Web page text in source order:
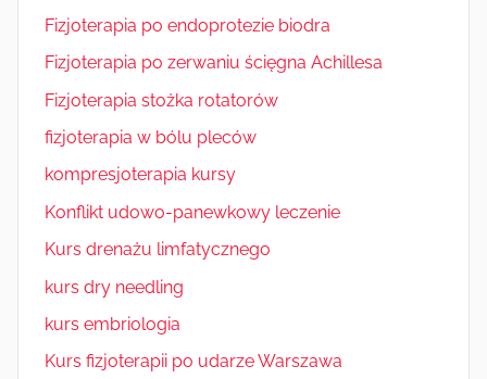
Fizjoterapia po endoprotezie biodra
Fizjoterapia po zerwaniu ścięgna Achillesa
Fizjoterapia stożka rotatorów
fizjoterapia w bólu pleców
kompresjoterapia kursy
Konflikt udowo-panewkowy leczenie
Kurs drenażu limfatycznego
kurs dry needling
kurs embriologia
Kurs fizjoterapii po udarze Warszawa